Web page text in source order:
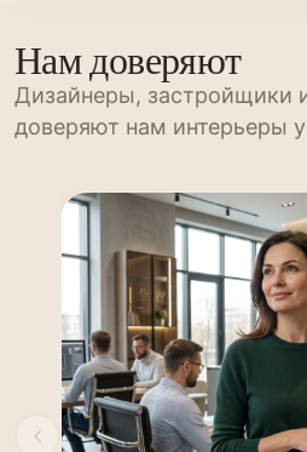
Нам доверяют
Дизайнеры, застройщики
доверяют нам интерьеры